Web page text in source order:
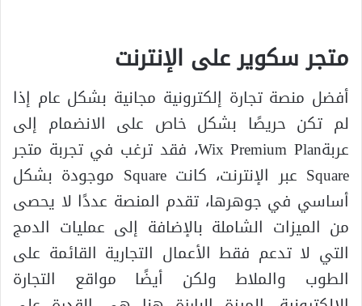
متجر سكوير على الإنترنت
أفضل منصة تجارة إلكترونية مجانية بشكل عام إذا
لم تكن حريصًا بشكل خاص على الانضمام إلى
عربةWix Premium Plan، فقد ترغب في تجربة متجر
Square عبر الإنترنت، كانت Square موجودة بشكل
أساسي في جوهرها، تقدم المنصة عددًا لا يحصى
من الميزات الشاملة بالإضافة إلى عمليات الدمج
التي لا تدعم فقط الأعمال التجارية القائمة على
الطوب والملاط ولكن أيضًا مواقع التجارة